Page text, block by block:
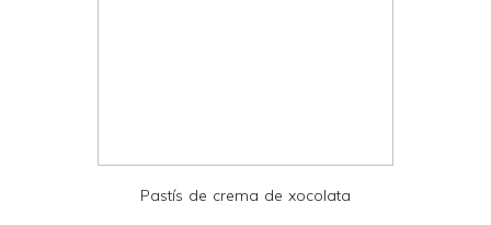
Pastís de crema de xocolata